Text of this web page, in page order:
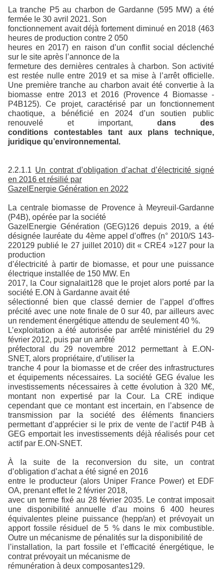
La tranche P5 au charbon de Gardanne (595 MW) a été
fermée le 30 avril 2021. Son
fonctionnement avait déjà fortement diminué en 2018 (463
heures de production contre 2 050
heures en 2017) en raison d’un conflit social déclenché
sur le site après l’annonce de la
fermeture des dernières centrales à charbon. Son activité
est restée nulle entre 2019 et sa mise à l’arrêt officielle.
Une première tranche au charbon avait été convertie à la
biomasse entre 2013 et 2016 (Provence 4 Biomasse -
P4B125). Ce projet, caractérisé par un fonctionnement
chaotique, a bénéficié en 2024 d’un soutien public
renouvelé et important, dans des
conditions contestables tant aux plans technique,
juridique qu’environnemental.
2.2.1.1 Un contrat d’obligation d’achat d’électricité signé
en 2016 et résilié par
GazelEnergie Génération en 2022
La centrale biomasse de Provence à Meyreuil-Gardanne
(P4B), opérée par la société
GazelEnergie Génération (GEG)126 depuis 2019, a été
désignée lauréate du 4ème appel d’offres (n° 2010/S 143-
220129 publié le 27 juillet 2010) dit « CRE4 »127 pour la
production
d’électricité à partir de biomasse, et pour une puissance
électrique installée de 150 MW. En
2017, la Cour signalait128 que le projet alors porté par la
société E.ON à Gardanne avait été
sélectionné bien que classé dernier de l’appel d’offres
précité avec une note finale de 0 sur 40, par ailleurs avec
un rendement énergétique attendu de seulement 40 %.
L’exploitation a été autorisée par arrêté ministériel du 29
février 2012, puis par un arrêté
préfectoral du 29 novembre 2012 permettant à E.ON-
SNET, alors propriétaire, d’utiliser la
tranche 4 pour la biomasse et de créer des infrastructures
et équipements nécessaires. La société GEG évalue les
investissements nécessaires à cette évolution à 320 M€,
montant non expertisé par la Cour. La CRE indique
cependant que ce montant est incertain, en l’absence de
transmission par la société des éléments financiers
permettant d’apprécier si le prix de vente de l’actif P4B à
GEG emportait les investissements déjà réalisés pour cet
actif par E.ON-SNET.
À la suite de la reconversion du site, un contrat
d’obligation d’achat a été signé en 2016
entre le producteur (alors Uniper France Power) et EDF
OA, prenant effet le 2 février 2018,
avec un terme fixé au 28 février 2035. Le contrat imposait
une disponibilité annuelle d’au moins 6 400 heures
équivalentes pleine puissance (hepp/an) et prévoyait un
apport fossile résiduel de 5 % dans le mix combustible.
Outre un mécanisme de pénalités sur la disponibilité de
l’installation, la part fossile et l’efficacité énergétique, le
contrat prévoyait un mécanisme de
rémunération à deux composantes129.